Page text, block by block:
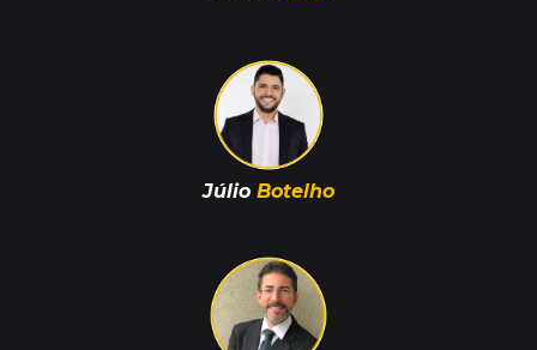
Júlio Botelho